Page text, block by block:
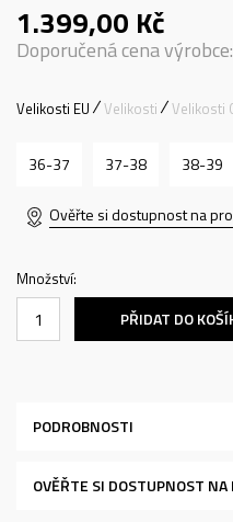
1.399,00 Kč
Doporučená cena výrobce:
Velikosti EU Velikosti Velikosti
36-37 37-38 38-39
Ověřte si dostupnost na
Množství:
PŘIDAT DO
PODROBNOSTI
OVĚŘTE SI DOSTUPNOST NA